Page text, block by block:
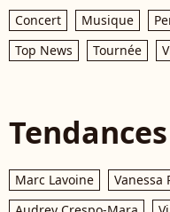
Concert Musique
Top News
Tournée
Tendances
Marc Lavoine Vanessa